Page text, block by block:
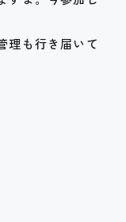
理も行き届いて